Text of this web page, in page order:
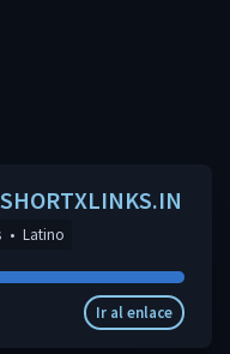
SHORTXLINKS.IN
• Latino
Ir al enlace